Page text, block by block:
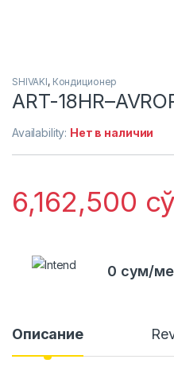
SHIVAKI, Кондиционер
ART-
Availability: Нет в наличии
6,162,500
0 сум/
Описание